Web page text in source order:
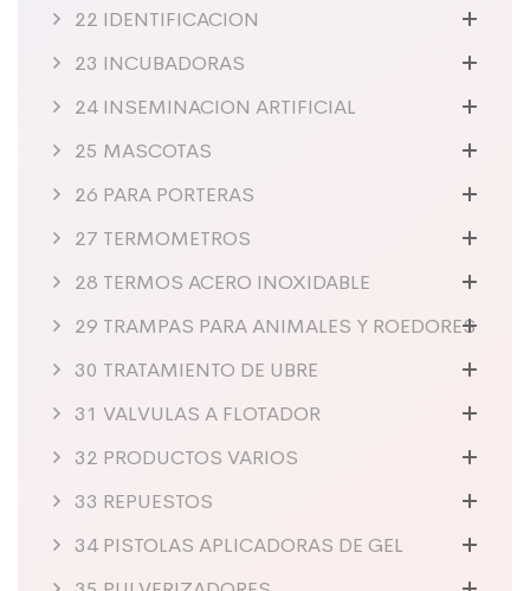
22 IDENTIFICACION
23 INCUBADORAS
24 INSEMINACION ARTIFICIAL
25 MASCOTAS
26 PARA PORTERAS
27 TERMOMETROS
28 TERMOS ACERO INOXIDABLE
29 TRAMPAS PARA ANIMALES Y ROEDORES
30 TRATAMIENTO DE UBRE
31 VALVULAS A FLOTADOR
32 PRODUCTOS VARIOS
33 REPUESTOS
34 PISTOLAS APLICADORAS DE GEL